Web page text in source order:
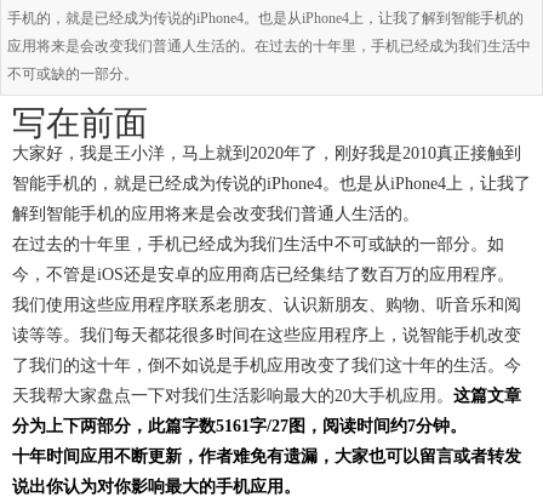
手机的，就是已经成为传说的iPhone4。也是从iPhone4上，让我了解到智能手机的
应用将来是会改变我们普通人生活的。在过去的十年里，手机已经成为我们生活中
不可或缺的一部分。
写在前面
大家好，我是王小洋，马上就到2020年了，刚好我是2010真正接触到
智能手机的，就是已经成为传说的iPhone4。也是从iPhone4上，让我了
解到智能手机的应用将来是会改变我们普通人生活的。
在过去的十年里，手机已经成为我们生活中不可或缺的一部分。如
今，不管是iOS还是安卓的应用商店已经集结了数百万的应用程序。
我们使用这些应用程序联系老朋友、认识新朋友、购物、听音乐和阅
读等等。我们每天都花很多时间在这些应用程序上，说智能手机改变
了我们的这十年，倒不如说是手机应用改变了我们这十年的生活。今
天我帮大家盘点一下对我们生活影响最大的20大手机应用。 这篇文章
分为上下两部分，此篇字数5161字/27图，阅读时间约7分钟。
十年时间应用不断更新，作者难免有遗漏，大家也可以留言或者转发
说出你认为对你影响最大的手机应用。